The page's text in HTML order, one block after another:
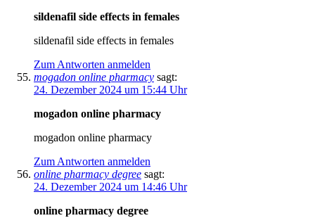
sildenafil side effects in females
sildenafil side effects in females
Zum Antworten anmelden
mogadon online pharmacy sagt:
24. Dezember 2024 um 15:44 Uhr
mogadon online pharmacy
mogadon online pharmacy
Zum Antworten anmelden
online pharmacy degree sagt:
24. Dezember 2024 um 14:46 Uhr
online pharmacy degree